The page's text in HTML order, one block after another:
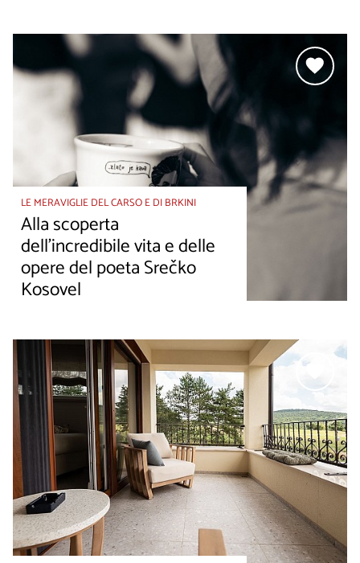
LE MERAVIGLIE DEL CARSO E DI BRKINI
Alla scoperta
dell'incredibile vita e delle
opere del poeta Srečko
Kosovel